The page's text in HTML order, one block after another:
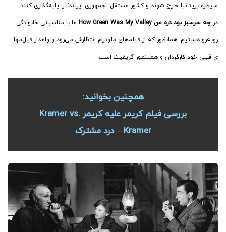
سیطره بریتانیا خارج شوند و کشور مستقل “جمهوری ایرلند” را پایه­‌گذاری کنند.
در چه سرسبز بود دره من How Green Was My Valley ما با مناسباتی خانوادگی
روبه‌­رو هستیم. همانظور که از فیلم‌های ملودرام انتظارش می­‌رود و وام­دار فیل‌م­ها
ی قبلی خود کارگردان و همینطور گریفیث است.
همچنین بخوانید:
بررسی فیلم کریمر علیه کریمر Kramer vs.
Kramer – درد مشترک